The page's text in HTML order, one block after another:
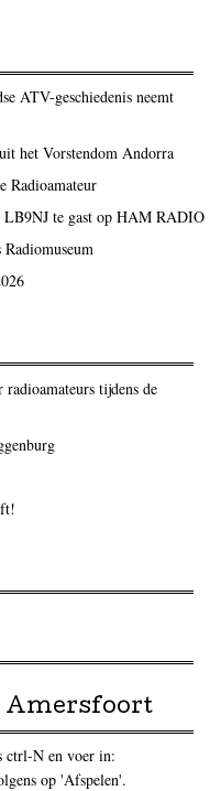
ATV-geschiedenis neemt
het Vorstendom Andorra
Radioamateur
LB9NJ te gast op HAM RADIO
tijdens de
Amersfoort
ctrl-N en voer in:
op 'Afspelen'.